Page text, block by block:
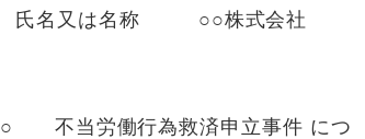
氏名又は名称 ○○株式会社
労働行為救済申立事件 につ